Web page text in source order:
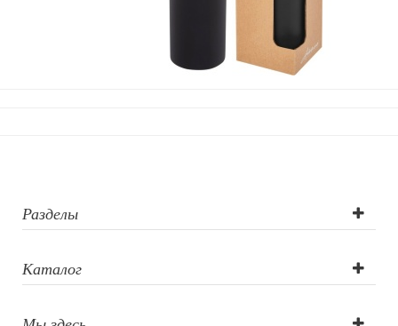
Домашний текстиль
Разделы
Каталог